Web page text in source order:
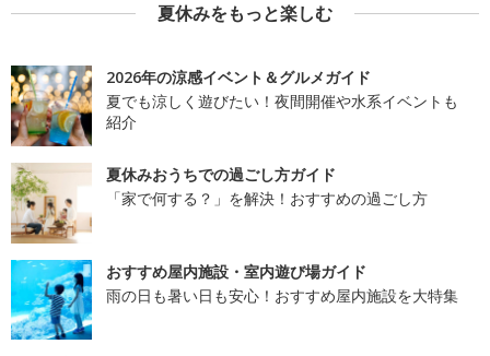
夏休みをもっと楽しむ
2026年の涼感イベント＆グルメガイド
夏でも涼しく遊びたい！夜間開催や水系イベントも
紹介
夏休みおうちでの過ごし方ガイド
「家で何する？」を解決！おすすめの過ごし方
おすすめ屋内施設・室内遊び場ガイド
雨の日も暑い日も安心！おすすめ屋内施設を大特集